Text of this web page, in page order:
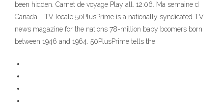
been hidden. Carnet de voyage Play all. 12:06. Ma semaine d
Canada - TV locale 50PlusPrime is a nationally syndicated TV
news magazine for the nations 78-million baby boomers born
between 1946 and 1964. 50PlusPrime tells the